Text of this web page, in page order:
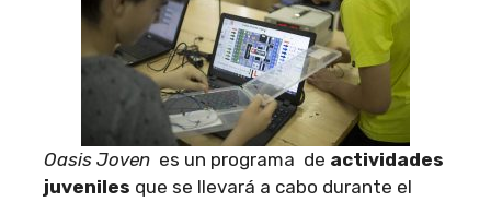
Oasis Joven es un programa de actividades
juveniles que se llevará a cabo durante el